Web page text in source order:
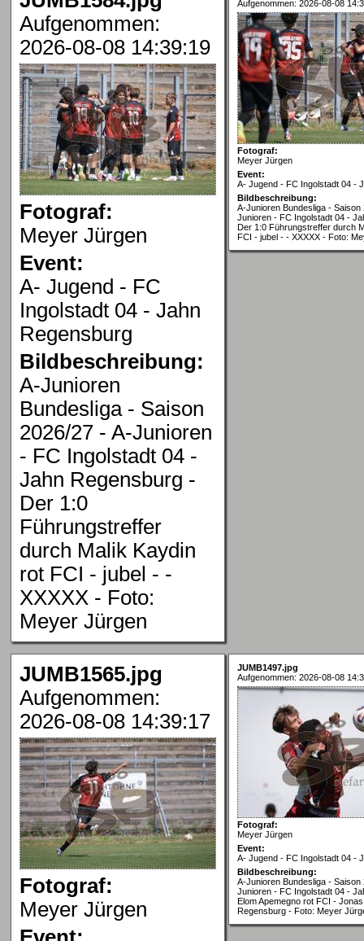
Aufgenommen:
2026-08-08 14:39:19
Fotograf:
Meyer Jürgen
Event:
A- Jugend - FC
Ingolstadt 04 - Jahn
Regensburg
Bildbeschreibung:
A-Junioren
Bundesliga - Saison
2026/27 - A-Junioren
- FC Ingolstadt 04 -
Jahn Regensburg -
Der 1:0
Führungstreffer
durch Malik Kaydin
rot FCI - jubel - -
XXXXX - Foto:
Meyer Jürgen
Aufgenommen: 2026-08-08
Fotograf:
Meyer Jürgen
Event:
A- Jugend - FC Ingolstadt 04 -
Bildbeschreibung:
A-Junioren Bundesliga - Saison
Junioren - FC Ingolstadt 04 -
Der 1:0 Führungstreffer durch
FCI - jubel - - XXXXX - Foto:
JUMB1565.jpg
Aufgenommen:
2026-08-08 14:39:17
Fotograf:
Meyer Jürgen
JUMB1497.jpg
Aufgenommen: 2026-08-08
Fotograf:
Meyer Jürgen
Event:
A- Jugend - FC Ingolstadt 04 -
Bildbeschreibung:
A-Junioren Bundesliga - Saison
Junioren - FC Ingolstadt 04 -
Elom Apemegno rot FCI -
Regensburg - Foto: Meyer